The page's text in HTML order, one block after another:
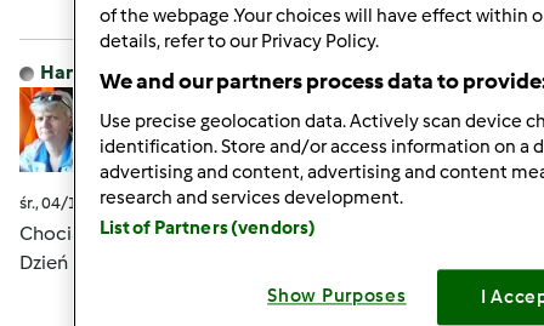
komentarze
Hanna Gręda Dołączył : 24.08.2012
śr., 04/13/2016 - 02:20
Chociaż nie powiedziałam Wam dobranoc to mówię
Dzień Dobry
of the webpage .Your choices will have effect within
details, refer to our Privacy Policy.
We and our partners process data to
Use precise geolocation data. Actively scan device
identification. Store and/or access information on a
advertising and content, advertising and content
research and services development.
List of Partners (vendors)
Show Purposes I